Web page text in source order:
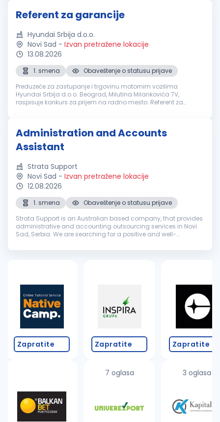
Referent za garancije
Hyundai Srbija d.o.o.
Novi Sad - Izvan pretražene lokacije
13.08.2026
1. smena
Obaveštenje o statusu prijave
Preduzeće za zastupanje i trgovinu motornim vozilima
Hyundai Srbija d.o.o. Beograd, Milutina Milankovića 7V,
raspisuje konkurs za prijem na radno mesto: Referent za
Administration and Accounts
Assistant
Strata Support
Novi Sad - Izvan pretražene lokacije
12.08.2026
1. smena
Obaveštenje o statusu prijave
Strata Support is an Australian based company, that provides
administrative and accounting outsourcing services in Novi
Sad, Serbia. We are searching for a positive and well-
understanding of the English l...
Zapratite Zapratite
7 oglasa
Zapratite
3 oglasa